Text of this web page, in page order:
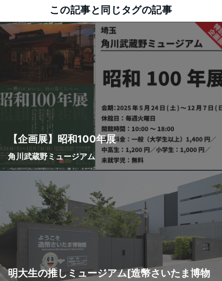
この記事と同じタグの記事
【企画展】昭和100年展
角川武蔵野ミュージアム
明大生の推しミュージアム[造幣さいたま博物